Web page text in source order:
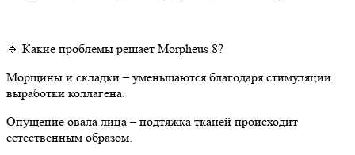
🔹 Какие проблемы решает Morpheus 8?
Морщины и складки – уменьшаются благодаря стимуляции
выработки коллагена.
Опущение овала лица – подтяжка тканей происходит
естественным образом.